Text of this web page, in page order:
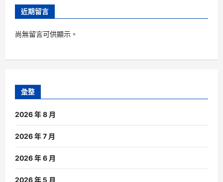
近期留言
尚無留言可供顯示。
彙整
2026 年 8 月
2026 年 7 月
2026 年 6 月
2026 年 5 月